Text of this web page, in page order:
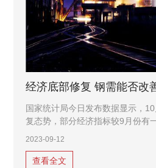
经济底部修复 钢需能否改
国家统计局今日发布数据显示，
复态势，部分经济指标较9月份有
产投资偏弱，消费增速有所回升，
2023-09-12
查看全文